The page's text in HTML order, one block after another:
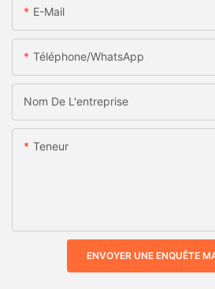
E-Mail
Téléphone/WhatsApp
Nom De L'entreprise
Teneur
ENVOYER UNE ENQUÊTE